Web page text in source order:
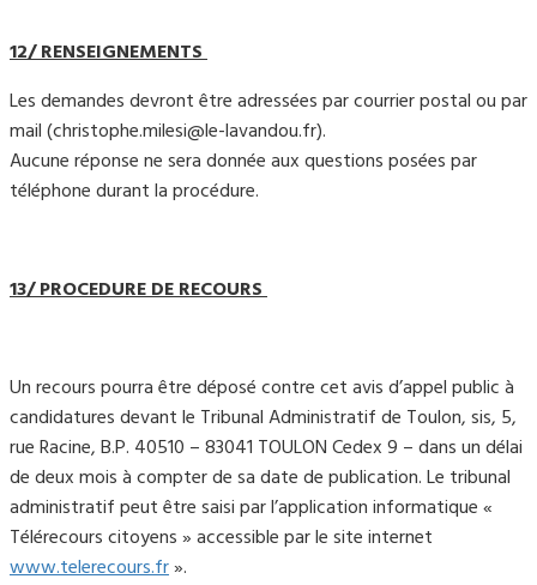
12/ RENSEIGNEMENTS
Les demandes devront être adressées par courrier postal ou par
mail (christophe.milesi@le-lavandou.fr).
Aucune réponse ne sera donnée aux questions posées par
téléphone durant la procédure.
13/ PROCEDURE DE RECOURS
Un recours pourra être déposé contre cet avis d’appel public à
candidatures devant le Tribunal Administratif de Toulon, sis, 5,
rue Racine, B.P. 40510 – 83041 TOULON Cedex 9 – dans un délai
de deux mois à compter de sa date de publication. Le tribunal
administratif peut être saisi par l’application informatique «
Télérecours citoyens » accessible par le site internet
www.telerecours.fr».